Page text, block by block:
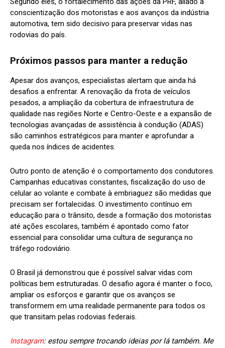
conscientização dos motoristas e aos avanços da indústria
automotiva, tem sido decisivo para preservar vidas nas
rodovias do país.
Próximos passos para manter a redução
Apesar dos avanços, especialistas alertam que ainda há
desafios a enfrentar. A renovação da frota de veículos
pesados, a ampliação da cobertura de infraestrutura de
qualidade nas regiões Norte e Centro-Oeste e a expansão de
tecnologias avançadas de assistência à condução (ADAS)
são caminhos estratégicos para manter e aprofundar a
queda nos índices de acidentes.
Outro ponto de atenção é o comportamento dos condutores.
Campanhas educativas constantes, fiscalização do uso de
celular ao volante e combate à embriaguez são medidas que
precisam ser fortalecidas. O investimento contínuo em
educação para o trânsito, desde a formação dos motoristas
até ações escolares, também é apontado como fator
essencial para consolidar uma cultura de segurança no
tráfego rodoviário.
O Brasil já demonstrou que é possível salvar vidas com
políticas bem estruturadas. O desafio agora é manter o foco,
ampliar os esforços e garantir que os avanços se
transformem em uma realidade permanente para todos os
que transitam pelas rodovias federais.
Instagram: estou sempre trocando ideias por lá também. Me